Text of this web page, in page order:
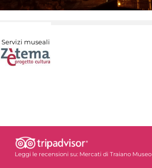
Servizi museali
Leggi le recensioni su: Mercati di Traiano